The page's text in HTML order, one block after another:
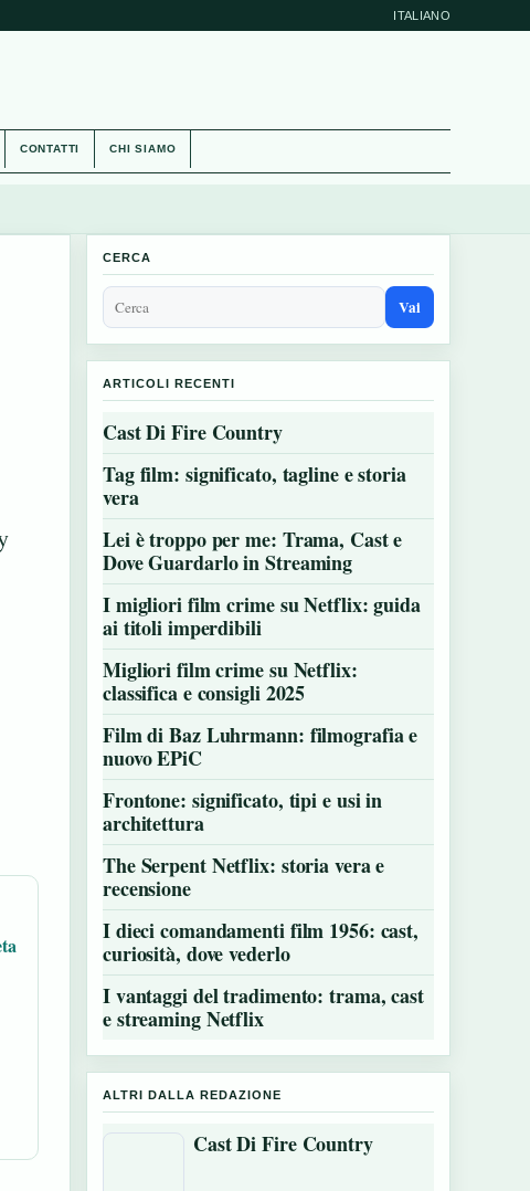
ITALIANO
CONTATTI CHI SIAMO
CERCA
Vai
ARTICOLI RECENTI
Cast Di Fire Country
Tag film: significato, tagline e storia
vera
Lei è troppo per me: Trama, Cast e
Dove Guardarlo in Streaming
I migliori film crime su Netflix: guida
ai titoli imperdibili
Migliori film crime su Netflix:
classifica e consigli 2025
Film di Baz Luhrmann: filmografia e
nuovo EPiC
Frontone: significato, tipi e usi in
architettura
The Serpent Netflix: storia vera e
recensione
I dieci comandamenti film 1956: cast,
curiosità, dove vederlo
I vantaggi del tradimento: trama, cast
e streaming Netflix
ALTRI DALLA REDAZIONE
Cast Di Fire Country